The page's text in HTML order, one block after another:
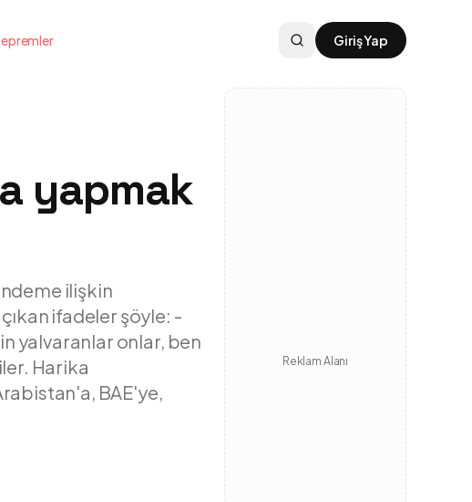
Giriş Yap
yapmak
ilişkin
ifadeler şöyle: -
yalvaranlar onlar, ben
Harika
BAE'ye,
Reklam Alanı